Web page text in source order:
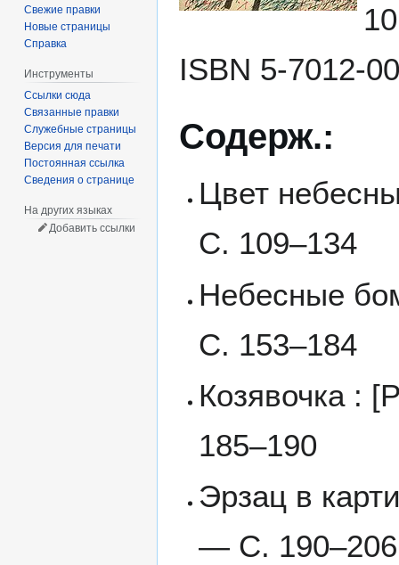
ISBN 5-7012-
Содерж.:
Цвет
С. 109–134
Небесные
С. 153–184
Козявочка :
185–190
Эрзац в
— С. 190–206
Свежие правки
Новые страницы
Справка
Инструменты
Ссылки сюда
Связанные правки
Служебные страницы
Версия для печати
Постоянная ссылка
Сведения о странице
На других языках
Добавить ссылки